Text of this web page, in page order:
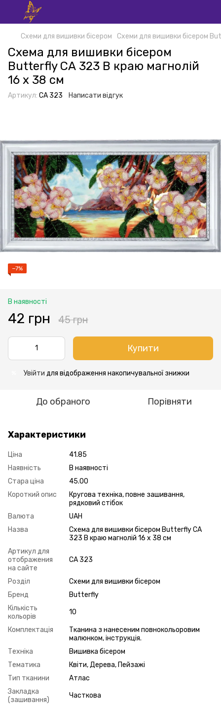
Схеми для вишивки бісером Схеми для вишивки бісером
Схема для вишивки бісером
Butterfly СА 323 В краю магнолій
16 х 38 см
Артикул: СА 323 Написати відгук
−7%
В наявності
42 грн 45 грн
Купити
Увійти для відображення накопичувальної знижки
До обраного Порівняти
Характеристики
Ціна
41.85
Наявність
В наявності
Стара ціна
45.00
Короткий опис
Кругова техніка, повне зашивання,
рядковий стібок
Валюта
UAH
Назва
Схема для вишивки бісером Butterfly СА
323 В краю магнолій 16 х 38 см
Артикул для
отображения
на сайте
СА 323
Розділ
Схеми для вишивки бісером
Бренд
Butterfly
Кількість
кольорів
10
Комплектація
Тканина з нанесеним повнокольоровим
малюнком, інструкція.
Техніка
Вишивка бісером
Тематика
Квіти, Дерева, Пейзажі
Тип тканини
Атлас
Закладка
(зашивання)
Часткова